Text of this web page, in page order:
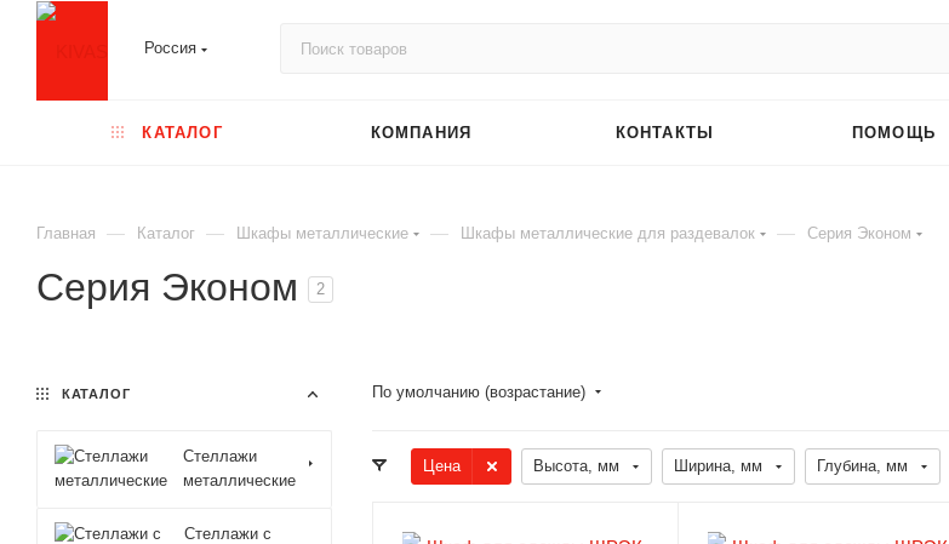
Россия
КАТАЛОГ КОМПАНИЯ КОНТАКТЫ ПОМОЩЬ
Главная — Каталог — Шкафы металлические — Шкафы металлические для раздевалок — Серия Эконом
Серия Эконом 2
По умолчанию (возрастание)
Цена Высота, мм Ширина, мм Глубина, мм
КАТАЛОГ
Стеллажи
металлические
Стеллажи с